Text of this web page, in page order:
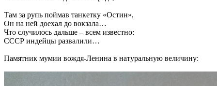
Там за рупь поймав танкетку «Остин»,
Он на ней доехал до вокзала…
Что случилось дальше – всем известно:
СССР индейцы развалили…
Памятник мумии вождя-Ленина в натуральную величину: